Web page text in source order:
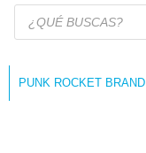
Búsqueda
productos
PUNK ROCKET BRAND